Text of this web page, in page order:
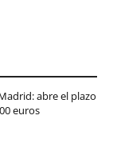
abre el plazo
euros